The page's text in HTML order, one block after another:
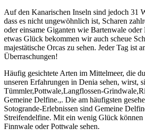
Auf den Kanarischen Inseln sind jedoch 31
dass es nicht ungewöhnlich ist, Scharen
oder einsame Giganten wie Bartenwale oder
etwas Glück bekommen wir auch scheue
majestätische Orcas zu sehen. Jeder Tag ist
Überraschungen!
Häufig gesichtete Arten im Mittelmeer, die
unseren Erfahrungen in Denia sehen, wirst,
Tümmler,Pottwale,Langflossen-Grindwale,
Gemeine Delfine.,. Die am häufigsten
Sotogrande-Erlebnissen sind Gemeine
Streifendelfine. Mit ein wenig Glück
Finnwale oder Pottwale sehen.